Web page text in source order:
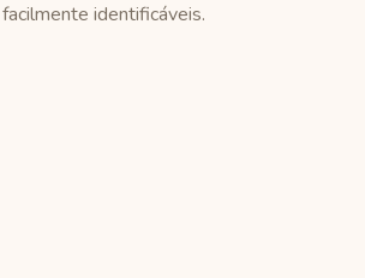
identificáveis.